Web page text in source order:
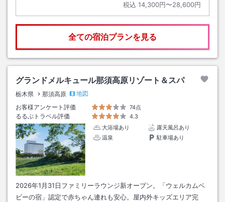
税込 14,300円〜28,600円
全ての宿泊プランを見る
グランドメルキュール那須高原リゾート＆スパ
栃木県 那須高原
地図
お客様アンケート評価
74点
るるぶトラベル評価
4.3
大浴場あり
露天風呂あり
温泉
駐車場あり
2026年1月31日ファミリーラウンジ新オープン。「ウェルカムベ
ビーの宿」認定で赤ちゃん連れも安心。屋内外キッズエリア完